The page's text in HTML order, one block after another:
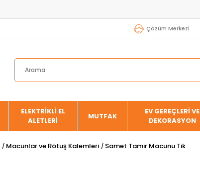
Çözüm Merkezi
ELEKTRİKLİ EL
ALETLERİ
MUTFAK
EV GEREÇLERİ VE
DEKORASYON
Macunlar ve Rötuş Kalemleri Samet Tamir Macunu Tik